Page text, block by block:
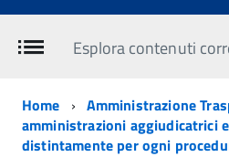
Esplora contenuti
Home Amministrazione
amministrazioni aggiudicatrici
distintamente per ogni